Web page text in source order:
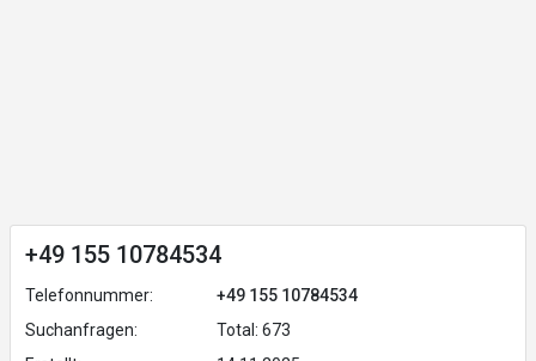
+49 155 10784534
Telefonnummer:
+49 155 10784534
Suchanfragen:
Total: 673